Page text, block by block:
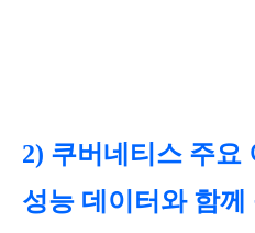
2) 쿠버네티스 주요
성능 데이터와 함